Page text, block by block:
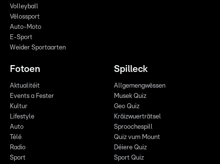
Volleyball
Vëlossport
Auto-Moto
E-Sport
Weider Sportaarten
Fotoen
Aktualitéit
Events a Fester
Kultur
Lifestyle
Auto
Télé
Radio
Sport
Spilleck
Allgemengwëssen
Musek Quiz
Geo Quiz
Kräizwuerträtsel
Sproochespill
Quiz vum Mount
Déiere Quiz
Sport Quiz